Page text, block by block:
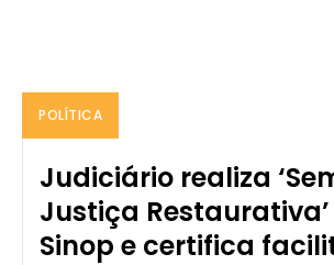
POLÍTICA
Judiciário realiza
Justiça
Sinop e certifica